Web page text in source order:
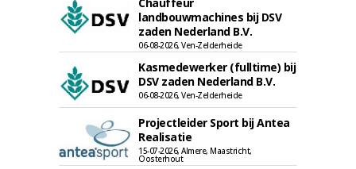
landbouwmachines bij DSV
zaden Nederland B.V.
06-08-2026, Ven-Zelderheide
Kasmedewerker (fulltime) bij
DSV zaden Nederland B.V.
06-08-2026, Ven-Zelderheide
Projectleider Sport bij Antea
Realisatie
15-07-2026, Almere, Maastricht,
Oosterhout